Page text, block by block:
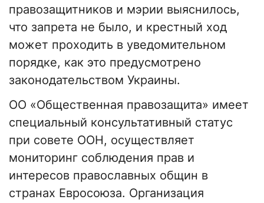
правозащитников и мэрии выяснилось,
что запрета не было, и крестный ход
может проходить в уведомительном
порядке, как это предусмотрено
законодательством Украины.
ОО «Общественная правозащита» имеет
специальный консультативный статус
при совете ООН, осуществляет
мониторинг соблюдения прав и
интересов православных общин в
странах Евросоюза. Организация